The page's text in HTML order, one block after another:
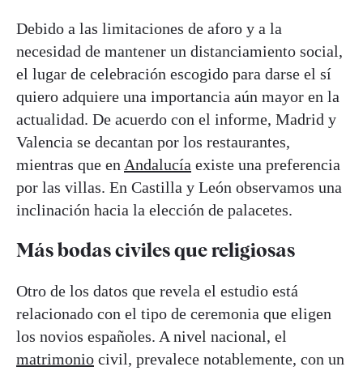
Debido a las limitaciones de aforo y a la
necesidad de mantener un distanciamiento social,
el lugar de celebración escogido para darse el sí
quiero adquiere una importancia aún mayor en la
actualidad. De acuerdo con el informe, Madrid y
Valencia se decantan por los restaurantes,
mientras que en Andalucía existe una preferencia
por las villas. En Castilla y León observamos una
inclinación hacia la elección de palacetes.
Más bodas civiles que religiosas
Otro de los datos que revela el estudio está
relacionado con el tipo de ceremonia que eligen
los novios españoles. A nivel nacional, el
matrimonio civil, prevalece notablemente, con un